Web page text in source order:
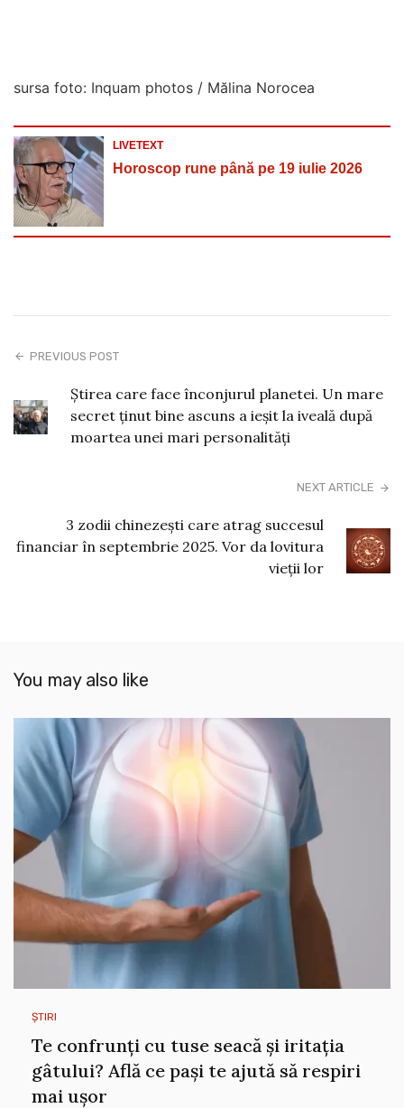
sursa foto: Inquam photos / Mălina Norocea
LIVETEXT
Horoscop rune până pe 19 iulie 2026
PREVIOUS POST
Știrea care face înconjurul planetei. Un mare
secret ținut bine ascuns a ieșit la iveală după
moartea unei mari personalități
NEXT ARTICLE
3 zodii chinezești care atrag succesul
financiar în septembrie 2025. Vor da lovitura
vieții lor
You may also like
ȘTIRI
Te confrunți cu tuse seacă și iritația
gâtului? Află ce pași te ajută să respiri
mai ușor